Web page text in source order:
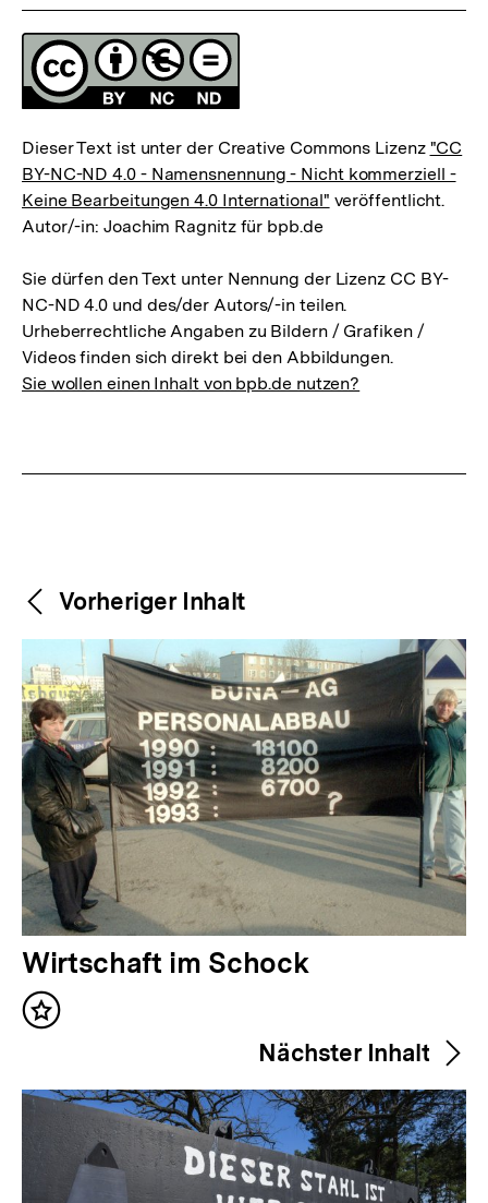
Lizenz
Dieser Text ist unter der Creative Commons Lizenz "CC
BY-NC-ND 4.0 - Namensnennung - Nicht kommerziell -
Keine Bearbeitungen 4.0 International" veröffentlicht.
Autor/-in: Joachim Ragnitz für bpb.de
Sie dürfen den Text unter Nennung der Lizenz CC BY-
NC-ND 4.0 und des/der Autors/-in teilen.
Urheberrechtliche Angaben zu Bildern / Grafiken /
Videos finden sich direkt bei den Abbildungen.
Sie wollen einen Inhalt von bpb.de nutzen?
Weitere
Inhalte
Content-
Navigation
Vorheriger Inhalt
V
o
r
e
r
Wirtschaft im Schock
Inhalt
Nächster Inhalt